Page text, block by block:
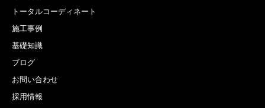
トータルコーディネート
施工事例
基礎知識
ブログ
お問い合わせ
採用情報